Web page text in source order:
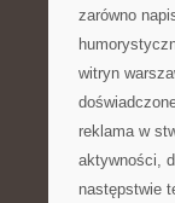
zarówno
witryn
reklama w
aktywności,
następstwie